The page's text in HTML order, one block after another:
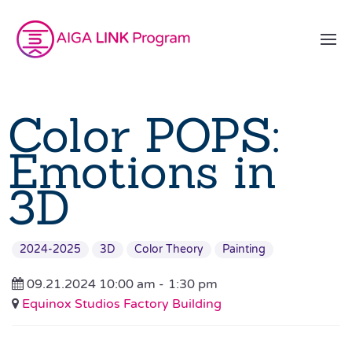
Color POPS:
Emotions in
3D
2024-2025 3D Color Theory Painting
09.21.2024 10:00 am - 1:30 pm
Equinox Studios Factory Building